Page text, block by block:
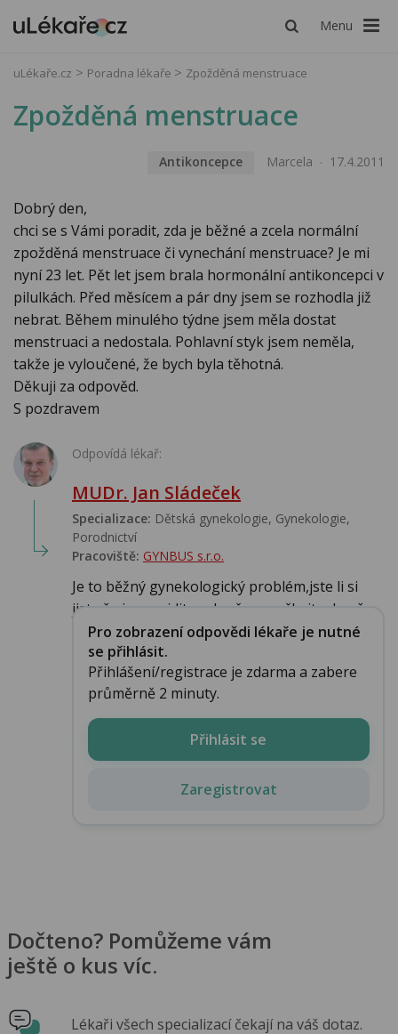
Menu
uLékaře.cz Poradna lékaře Zpožděná menstruace
Zpožděná menstruace
Antikoncepce Marcela 17.4.2011
Dobrý den,
chci se s Vámi poradit, zda je běžné a zcela normální
zpožděná menstruace či vynechání menstruace? Je mi
nyní 23 let. Pět let jsem brala hormonální antikoncepci v
pilulkách. Před měsícem a pár dny jsem se rozhodla již
nebrat. Během minulého týdne jsem měla dostat
menstruaci a nedostala. Pohlavní styk jsem neměla,
takže je vyloučené, že bych byla těhotná.
Děkuji za odpověd.
S pozdravem
Odpovídá lékař:
MUDr. Jan Sládeček
Specializace: Dětská gynekologie, Gynekologie,
Porodnictví
Pracoviště: GYNBUS s.r.o.
Je to běžný gynekologický problém,jste li si
jista že je gravidita vyloučena vyčkejte do př...
Pro zobrazení odpovědi lékaře je nutné
se přihlásit.
Přihlášení/registrace je zdarma a zabere
průměrně 2 minuty.
Přihlásit se
Zaregistrovat
Dočteno? Pomůžeme vám
ještě o kus víc.
Lékaři všech specializací čekají na váš dotaz.